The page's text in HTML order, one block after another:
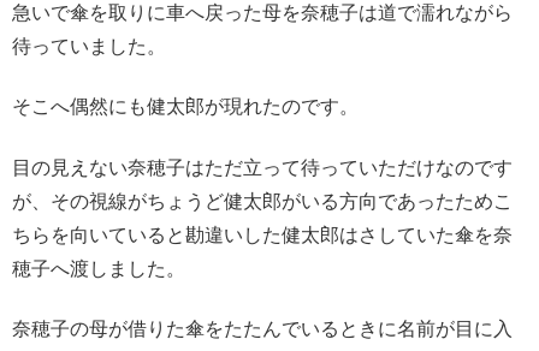
急いで傘を取りに車へ戻った母を奈穂子は道で濡れながら
待っていました。
そこへ偶然にも健太郎が現れたのです。
目の見えない奈穂子はただ立って待っていただけなのです
が、その視線がちょうど健太郎がいる方向であったためこ
ちらを向いていると勘違いした健太郎はさしていた傘を奈
穂子へ渡しました。
奈穂子の母が借りた傘をたたんでいるときに名前が目に入